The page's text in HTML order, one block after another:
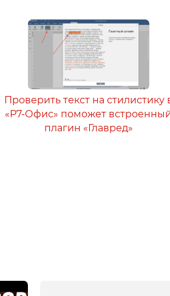
Проверить текст на стилистику
«Р7-Офис» поможет
плагин «Главред»